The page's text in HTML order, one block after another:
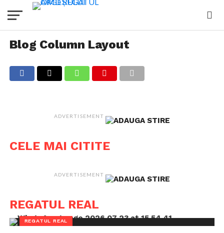
Blog Column Layout
ADVERTISEMENT
CELE MAI CITITE
ADVERTISEMENT
REGATUL REAL
REGATUL REAL